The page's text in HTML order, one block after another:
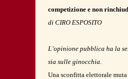
competizione e non
di CIRO ESPOSITO
L’opinione pubblica ha la
sia sulle ginocchia.
Una sconfitta elettorale